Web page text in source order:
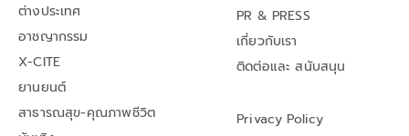
ต่างประเทศ
อาชญากรรม
X-CITE
ยานยนต์
สาธารณสุข-คุณภาพชีวิต
PR & PRESS
เกี่ยวกับเรา
ติดต่อและ สนับสนุน
Privacy Policy